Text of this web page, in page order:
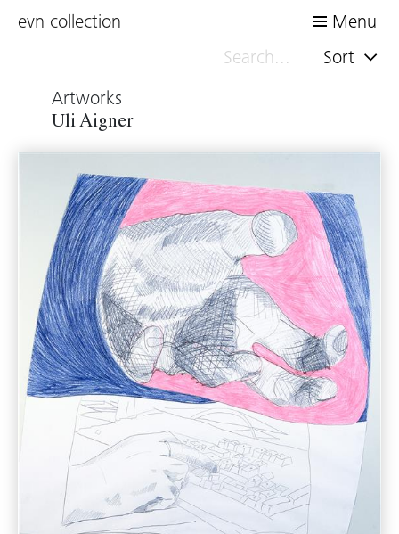
evn collection
Menu
Sort
Artworks
Uli Aigner